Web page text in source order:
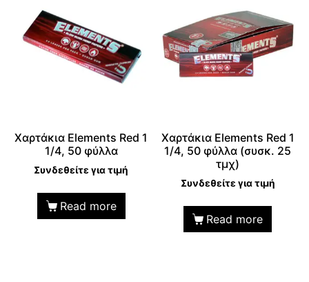
Χαρτάκια Elements Red 1
1/4, 50 φύλλα
Συνδεθείτε για τιμή
Read more
Χαρτάκια Elements Red 1
1/4, 50 φύλλα (συσκ. 25
τμχ)
Συνδεθείτε για τιμή
Read more